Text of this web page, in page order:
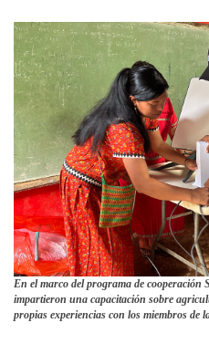
En el marco del programa de
impartieron una capacitación sobre
propias experiencias con los miembros